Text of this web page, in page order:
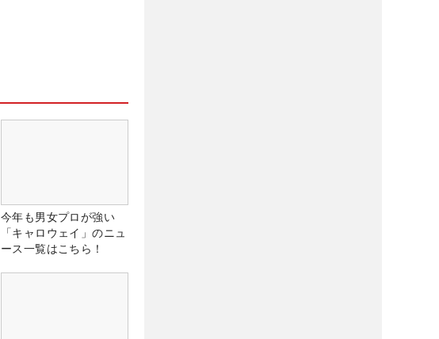
今年も男女プロが強い
「キャロウェイ」のニュ
ース一覧はこちら！